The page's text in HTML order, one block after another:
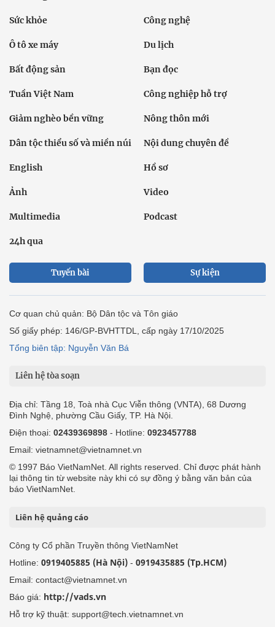
Sức khỏe Công nghệ
Ô tô xe máy Du lịch
Bất động sản Bạn đọc
Tuần Việt Nam Công nghiệp hỗ trợ
Giảm nghèo bền vững Nông thôn mới
Dân tộc thiểu số và miền núi Nội dung chuyên đề
English Hồ sơ
Ảnh Video
Multimedia Podcast
24h qua
Tuyến bài Sự kiện
Cơ quan chủ quản: Bộ Dân tộc và Tôn giáo
Số giấy phép: 146/GP-BVHTTDL, cấp ngày 17/10/2025
Tổng biên tập: Nguyễn Văn Bá
Liên hệ tòa soạn
Địa chỉ: Tầng 18, Toà nhà Cục Viễn thông (VNTA), 68 Dương
Đình Nghệ, phường Cầu Giấy, TP. Hà Nội.
Điện thoại: 02439369898 - Hotline: 0923457788
Email: vietnamnet@vietnamnet.vn
© 1997 Báo VietNamNet. All rights reserved. Chỉ được phát hành
lại thông tin từ website này khi có sự đồng ý bằng văn bản của
báo VietNamNet.
Liên hệ quảng cáo
Công ty Cổ phần Truyền thông VietNamNet
Hotline: 0919405885 (Hà Nội) - 0919435885 (Tp.HCM)
Email: contact@vietnamnet.vn
Báo giá: http://vads.vn
Hỗ trợ kỹ thuật: support@tech.vietnamnet.vn